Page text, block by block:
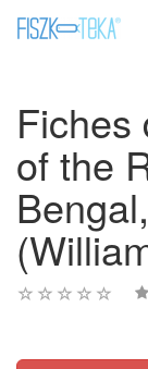
Fiches
of the